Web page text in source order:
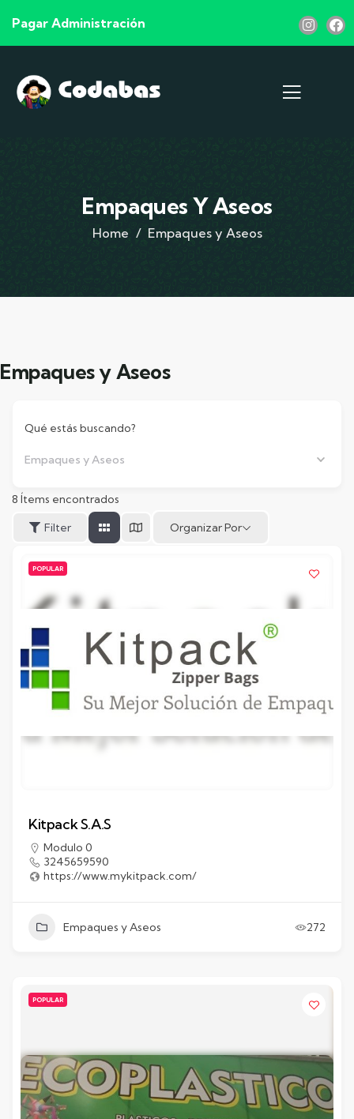
Pagar Administración
Empaques Y Aseos
Home Empaques y Aseos
Empaques y Aseos
Qué estás buscando?
Empaques y Aseos
8 Ítems encontrados
Filter
Organizar Por
POPULAR
Kitpack S.A.S
Modulo 0
3245659590
https://www.mykitpack.com/
Empaques y Aseos 272
POPULAR